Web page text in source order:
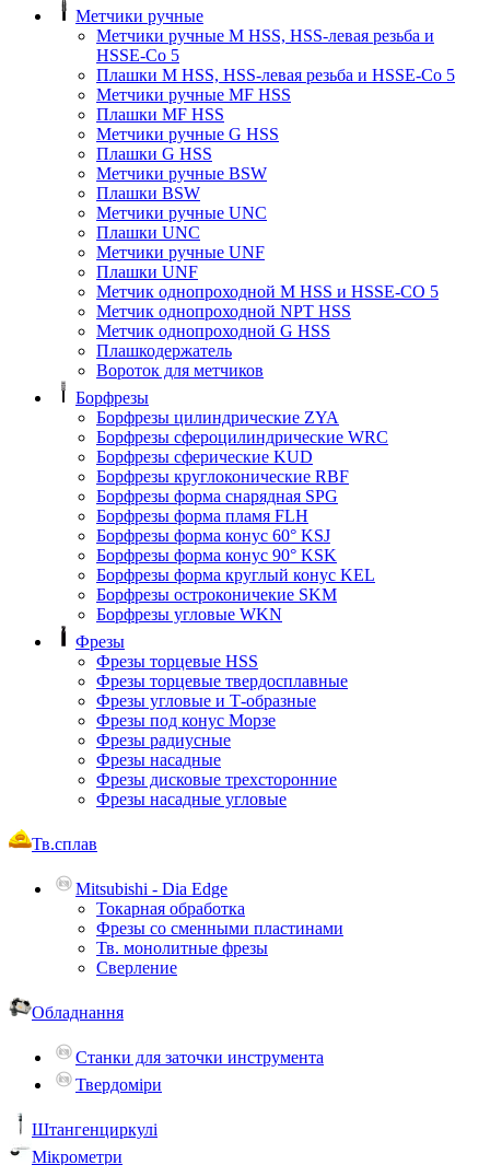
Метчики ручные
Метчики ручные M HSS, HSS-левая резьба и
HSSE-Co 5
Плашки M HSS, HSS-левая резьба и HSSE-Co 5
Метчики ручные MF HSS
Плашки MF HSS
Метчики ручные G HSS
Плашки G HSS
Метчики ручные BSW
Плашки BSW
Метчики ручные UNC
Плашки UNC
Метчики ручные UNF
Плашки UNF
Метчик однопроходной M HSS и HSSE-CO 5
Метчик однопроходной NPT HSS
Метчик однопроходной G HSS
Плашкодержатель
Вороток для метчиков
Борфрезы
Борфрезы цилиндрические ZYA
Борфрезы сфероцилиндрические WRC
Борфрезы сферические KUD
Борфрезы круглоконические RBF
Борфрезы форма снарядная SPG
Борфрезы форма пламя FLH
Борфрезы форма конус 60° KSJ
Борфрезы форма конус 90° KSK
Борфрезы форма круглый конус KEL
Борфрезы остроконичекие SKM
Борфрезы угловые WKN
Фрезы
Фрезы торцевые HSS
Фрезы торцевые твердосплавные
Фрезы угловые и Т-образные
Фрезы под конус Морзе
Фрезы радиусные
Фрезы насадные
Фрезы дисковые трехсторонние
Фрезы насадные угловые
Тв.сплав
Mitsubishi - Dia Edge
Токарная обработка
Фрезы со сменными пластинами
Тв. монолитные фрезы
Сверление
Обладнання
Станки для заточки инструмента
Твердоміри
Штангенциркулі
Мікрометри